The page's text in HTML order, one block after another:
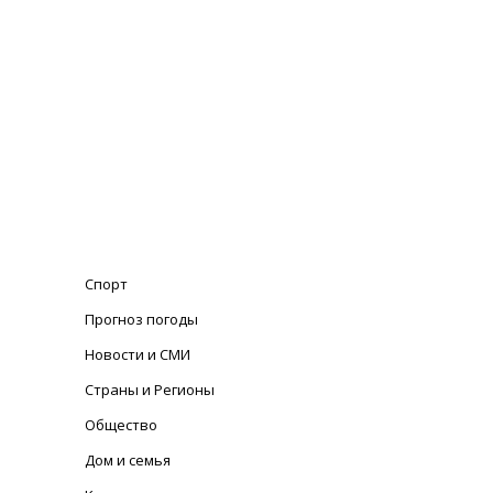
Спорт
Прогноз погоды
Новости и СМИ
Страны и Регионы
Общество
Дом и семья